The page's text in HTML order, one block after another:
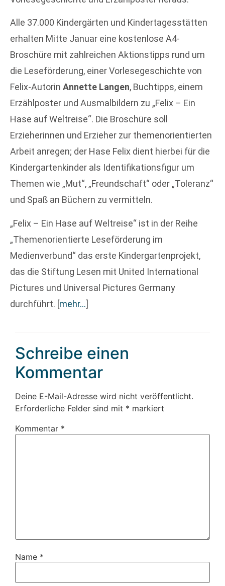
Alle 37.000 Kindergärten und Kindertagesstätten
erhalten Mitte Januar eine kostenlose A4-
Broschüre mit zahlreichen Aktionstipps rund um
die Leseförderung, einer Vorlesegeschichte von
Felix-Autorin Annette Langen, Buchtipps, einem
Erzählposter und Ausmalbildern zu „Felix – Ein
Hase auf Weltreise“. Die Broschüre soll
Erzieherinnen und Erzieher zur themenorientierten
Arbeit anregen; der Hase Felix dient hierbei für die
Kindergartenkinder als Identifikationsfigur um
Themen wie „Mut“, „Freundschaft“ oder „Toleranz“
und Spaß an Büchern zu vermitteln.
„Felix – Ein Hase auf Weltreise“ ist in der Reihe
„Themenorientierte Leseförderung im
Medienverbund“ das erste Kindergartenprojekt,
das die Stiftung Lesen mit United International
Pictures und Universal Pictures Germany
durchführt. [mehr…]
Schreibe einen
Kommentar
Deine E-Mail-Adresse wird nicht veröffentlicht.
Erforderliche Felder sind mit * markiert
Kommentar *
Name *